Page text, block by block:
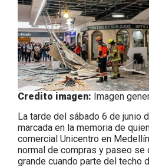
Credito imagen: Imagen
La tarde del sábado 6 de junio
marcada en la memoria de
comercial Unicentro en
normal de compras y paseo se
grande cuando parte del techo